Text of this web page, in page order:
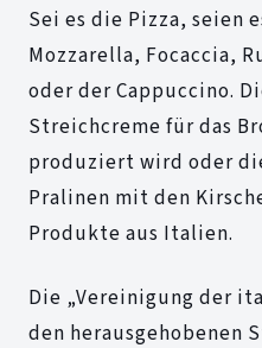
Sei es die Pizza, seien
Mozzarella, Focaccia,
oder der Cappuccino.
Streichcreme für das
produziert wird oder
Pralinen mit den
Produkte aus Italien.
Die „Vereinigung der
den herausgehobenen